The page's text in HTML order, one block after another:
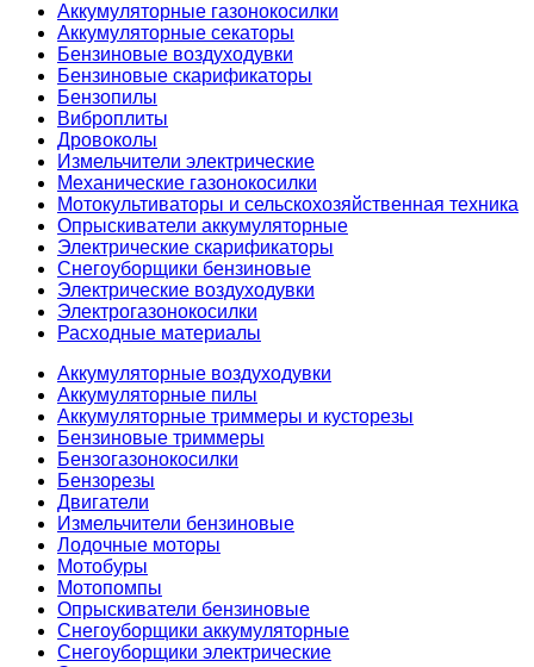
Аккумуляторные газонокосилки
Аккумуляторные секаторы
Бензиновые воздуходувки
Бензиновые скарификаторы
Бензопилы
Виброплиты
Дровоколы
Измельчители электрические
Механические газонокосилки
Мотокультиваторы и сельскохозяйственная техника
Опрыскиватели аккумуляторные
Электрические скарификаторы
Снегоуборщики бензиновые
Электрические воздуходувки
Электрогазонокосилки
Расходные материалы
Аккумуляторные воздуходувки
Аккумуляторные пилы
Аккумуляторные триммеры и кусторезы
Бензиновые триммеры
Бензогазонокосилки
Бензорезы
Двигатели
Измельчители бензиновые
Лодочные моторы
Мотобуры
Мотопомпы
Опрыскиватели бензиновые
Снегоуборщики аккумуляторные
Снегоуборщики электрические